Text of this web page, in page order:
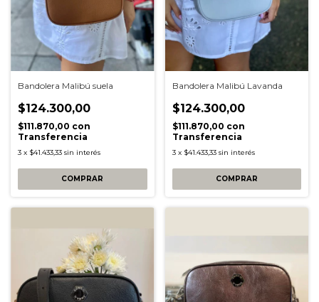
Bandolera Malibú suela
$124.300,00
$111.870,00 con
Transferencia
3 x $41.433,33 sin interés
Bandolera Malibú Lavanda
$124.300,00
$111.870,00 con
Transferencia
3 x $41.433,33 sin interés